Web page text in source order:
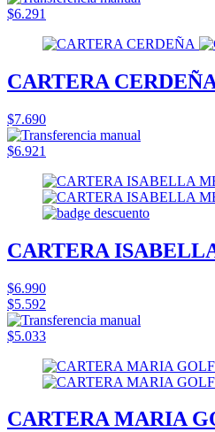
$6.291
CARTERA
$7.690
$6.921
CARTERA
$6.990
$5.592
$5.033
CARTERA MARIA